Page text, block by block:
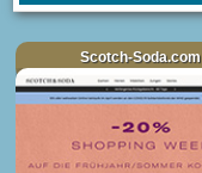
Scotch-Soda.com